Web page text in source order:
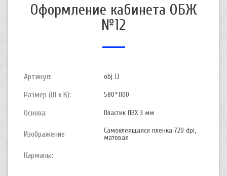
Оформление кабинета ОБЖ
№12
Артикул: obj_13
Размер (Ш х В): 580*1100
Основа: Пластик ПВХ 3 мм
Изображение
Самоклеящаяся пленка 720 dpi,
матовая
Карманы: